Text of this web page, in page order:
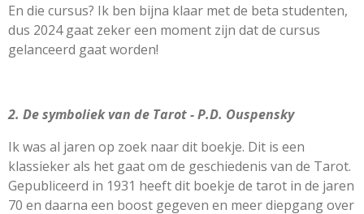
En die cursus? Ik ben bijna klaar met de beta studenten,
dus 2024 gaat zeker een moment zijn dat de cursus
gelanceerd gaat worden!
2. De symboliek van de Tarot - P.D. Ouspensky
Ik was al jaren op zoek naar dit boekje. Dit is een
klassieker als het gaat om de geschiedenis van de Tarot.
Gepubliceerd in 1931 heeft dit boekje de tarot in de jaren
70 en daarna een boost gegeven en meer diepgang over